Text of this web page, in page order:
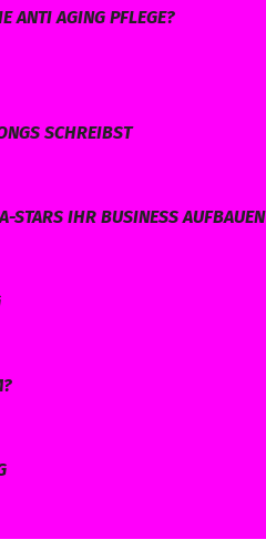
ANTI AGING PFLEGE?
SCHREIBST
STARS IHR BUSINESS AUFBAUEN